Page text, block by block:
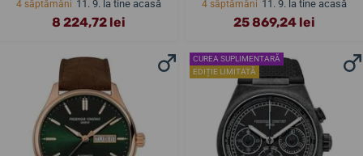
4 săptămâni 11. 9. la tine acasă
8 224,72 lei
4 săptămâni 11. 9. la tine acasă
25 869,24 lei
CUREA SUPLIMENTARĂ
EDIȚIE LIMITATĂ